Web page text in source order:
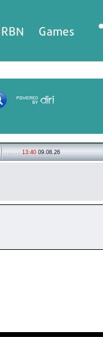
Games
13:40 09.08.26